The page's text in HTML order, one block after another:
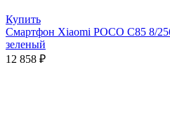
Купить
Смартфон Xiaomi POCO C85 8/
зеленый
12 858 ₽